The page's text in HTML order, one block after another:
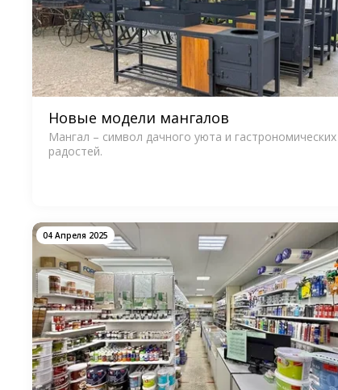
Новые модели мангалов
Мангал – символ дачного уюта и гастрономических
радостей.
04 Апреля 2025